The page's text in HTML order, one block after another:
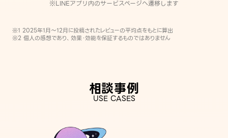
※LINEアプリ内のサービスページへ遷移します
※1 2025年1月〜12月に投稿されたレビューの平均点をもとに算出
※2 個人の感想であり、効果・効能を保証するものではありません
相談事例
USE CASES